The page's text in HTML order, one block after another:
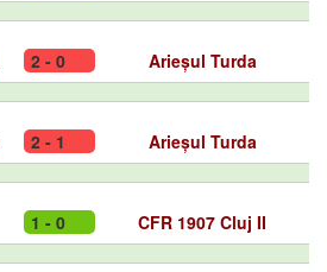
2 - 0 Arieșul Turda
2 - 1 Arieșul Turda
1 - 0 CFR 1907 Cluj II